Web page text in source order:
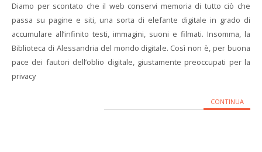
Diamo per scontato che il web conservi memoria di tutto ciò che
passa su pagine e siti, una sorta di elefante digitale in grado di
accumulare all’infinito testi, immagini, suoni e filmati. Insomma, la
Biblioteca di Alessandria del mondo digitale. Così non è, per buona
pace dei fautori dell’oblio digitale, giustamente preoccupati per la
privacy
CONTINUA